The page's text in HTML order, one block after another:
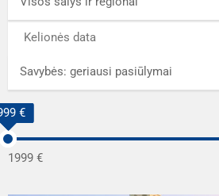
Savybės: geriausi pasiūlymai
€
€
1999 €